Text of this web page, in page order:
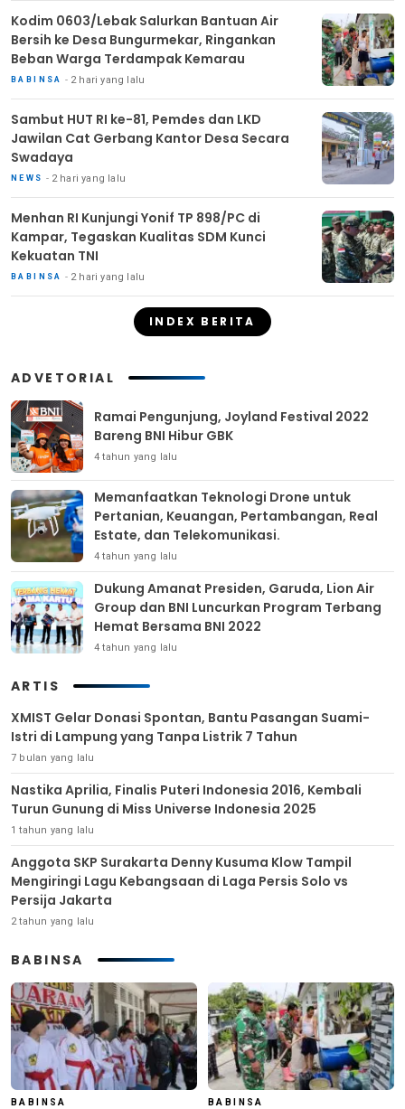
Kodim 0603/Lebak Salurkan Bantuan Air
Bersih ke Desa Bungurmekar, Ringankan
Beban Warga Terdampak Kemarau
BABINSA 2 hari yang lalu
Sambut HUT RI ke-81, Pemdes dan LKD
Jawilan Cat Gerbang Kantor Desa Secara
Swadaya
NEWS 2 hari yang lalu
Menhan RI Kunjungi Yonif TP 898/PC di
Kampar, Tegaskan Kualitas SDM Kunci
Kekuatan TNI
BABINSA 2 hari yang lalu
INDEX BERITA
ADVETORIAL
Ramai Pengunjung, Joyland Festival 2022
Bareng BNI Hibur GBK
4 tahun yang lalu
Memanfaatkan Teknologi Drone untuk
Pertanian, Keuangan, Pertambangan, Real
Estate, dan Telekomunikasi.
4 tahun yang lalu
Dukung Amanat Presiden, Garuda, Lion Air
Group dan BNI Luncurkan Program Terbang
Hemat Bersama BNI 2022
4 tahun yang lalu
ARTIS
XMIST Gelar Donasi Spontan, Bantu Pasangan Suami-
Istri di Lampung yang Tanpa Listrik 7 Tahun
7 bulan yang lalu
Nastika Aprilia, Finalis Puteri Indonesia 2016, Kembali
Turun Gunung di Miss Universe Indonesia 2025
1 tahun yang lalu
Anggota SKP Surakarta Denny Kusuma Klow Tampil
Mengiringi Lagu Kebangsaan di Laga Persis Solo vs
Persija Jakarta
2 tahun yang lalu
BABINSA
BABINSA BABINSA